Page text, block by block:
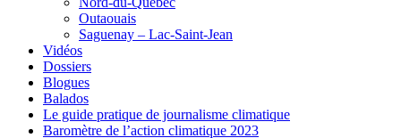
Outaouais
Saguenay – Lac-Saint-Jean
Vidéos
Dossiers
Blogues
Balados
Le guide pratique de journalisme climatique
Baromètre de l’action climatique 2023